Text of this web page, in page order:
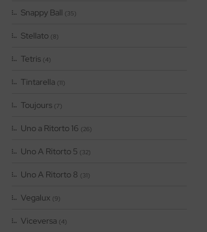
Snappy Ball (35)
Stellato (8)
Tetris (4)
Tintarella (11)
Toujours (7)
Uno a Ritorto 16 (26)
Uno A Ritorto 5 (32)
Uno A Ritorto 8 (31)
Vegalux (9)
Viceversa (4)